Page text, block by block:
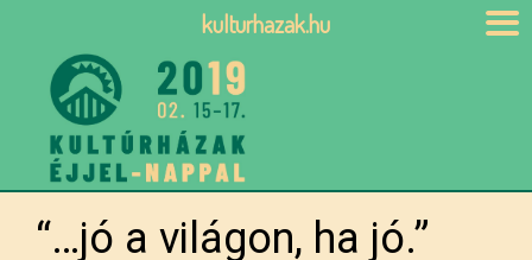
“…jó a világon, ha jó.”
kulturhazak.hu